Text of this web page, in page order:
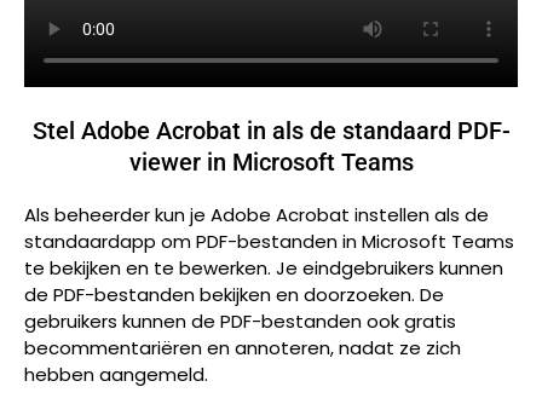
Stel Adobe Acrobat in als de standaard PDF-
viewer in Microsoft Teams
Als beheerder kun je Adobe Acrobat instellen als de
standaardapp om PDF-bestanden in Microsoft Teams
te bekijken en te bewerken. Je eindgebruikers kunnen
de PDF-bestanden bekijken en doorzoeken. De
gebruikers kunnen de PDF-bestanden ook gratis
becommentariëren en annoteren, nadat ze zich
hebben aangemeld.